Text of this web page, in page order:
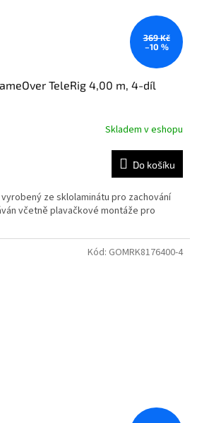
369 Kč
–10 %
TeleRig 4,00 m, 4-díl
Skladem v eshopu
Do košíku
ze sklolaminátu pro zachování
včetně plavačkové montáže pro
Kód: GOMRK8176400-4